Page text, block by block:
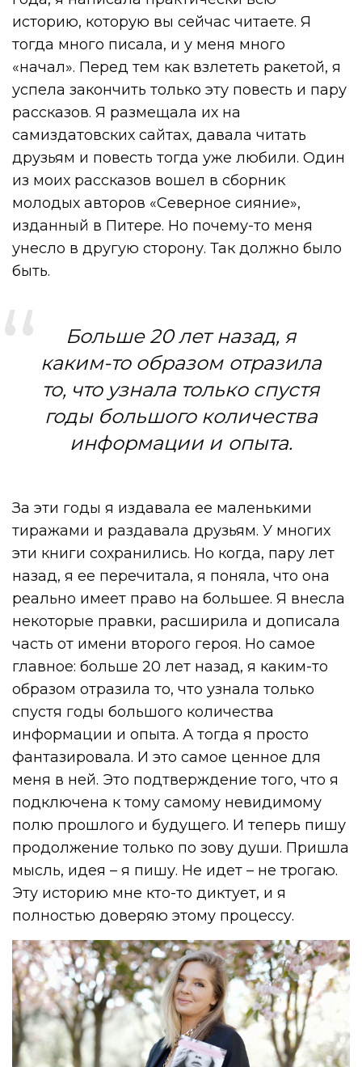
историю, которую вы сейчас читаете. Я
тогда много писала, и у меня много
«начал». Перед тем как взлететь ракетой, я
успела закончить только эту повесть и пару
рассказов. Я размещала их на
самиздатовских сайтах, давала читать
друзьям и повесть тогда уже любили. Один
из моих рассказов вошел в сборник
молодых авторов «Северное сияние»,
изданный в Питере. Но почему-то меня
унесло в другую сторону. Так должно было
быть.
Больше 20 лет назад, я
каким-то образом отразила
то, что узнала только спустя
годы большого количества
информации и опыта.
За эти годы я издавала ее маленькими
тиражами и раздавала друзьям. У многих
эти книги сохранились. Но когда, пару лет
назад, я ее перечитала, я поняла, что она
реально имеет право на большее. Я внесла
некоторые правки, расширила и дописала
часть от имени второго героя. Но самое
главное: больше 20 лет назад, я каким-то
образом отразила то, что узнала только
спустя годы большого количества
информации и опыта. А тогда я просто
фантазировала. И это самое ценное для
меня в ней. Это подтверждение того, что я
подключена к тому самому невидимому
полю прошлого и будущего. И теперь пишу
продолжение только по зову души. Пришла
мысль, идея – я пишу. Не идет – не трогаю.
Эту историю мне кто-то диктует, и я
полностью доверяю этому процессу.